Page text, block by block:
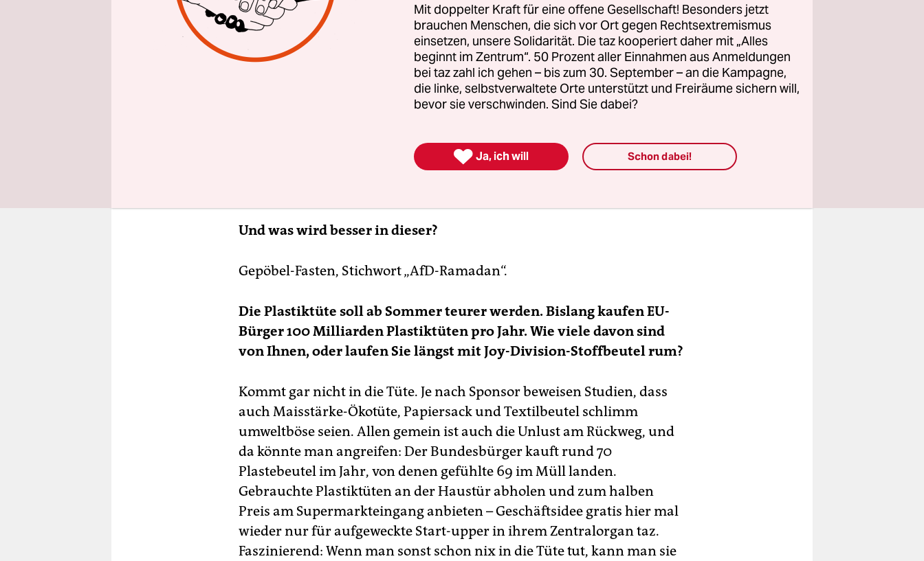
Und was wird besser in dieser?
Gepöbel-Fasten, Stichwort „AfD-Ramadan“.
Die Plastiktüte soll ab Sommer teurer werden. Bislang kaufen EU-
Bürger 100 Milliarden Plastiktüten pro Jahr. Wie viele davon sind
von Ihnen, oder laufen Sie längst mit Joy-Division-Stoffbeutel rum?
Kommt gar nicht in die Tüte. Je nach Sponsor beweisen Studien, dass
auch Maisstärke-Ökotüte, Papiersack und Textilbeutel schlimm
umweltböse seien. Allen gemein ist auch die Unlust am Rückweg, und
da könnte man angreifen: Der Bundesbürger kauft rund 70
Plastebeutel im Jahr, von denen gefühlte 69 im Müll landen.
Gebrauchte Plastiktüten an der Haustür abholen und zum halben
Preis am Supermarkteingang anbieten – Geschäftsidee gratis hier mal
wieder nur für aufgeweckte Start-upper in ihrem Zentralorgan taz.
Faszinierend: Wenn man sonst schon nix in die Tüte tut, kann man sie
Mit doppelter Kraft für eine offene Gesellschaft! Besonders jetzt
brauchen Menschen, die sich vor Ort gegen Rechtsextremismus
einsetzen, unsere Solidarität. Die taz kooperiert daher mit „Alles
beginnt im Zentrum“. 50 Prozent aller Einnahmen aus Anmeldungen
bei taz zahl ich gehen – bis zum 30. September – an die Kampagne,
die linke, selbstverwaltete Orte unterstützt und Freiräume sichern will,
bevor sie verschwinden. Sind Sie dabei?
 Ja, ich will Schon dabei!